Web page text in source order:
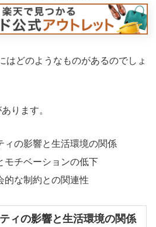
はどのようなものがあるのでしょ
ります。
ィの影響と生活環境の関係
モチベーションの低下
的な制約との関連性
ィの影響と生活環境の関係